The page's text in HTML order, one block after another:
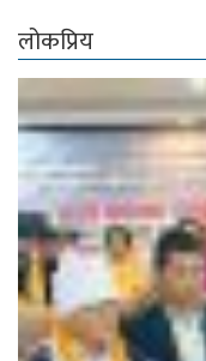
लोकप्रिय